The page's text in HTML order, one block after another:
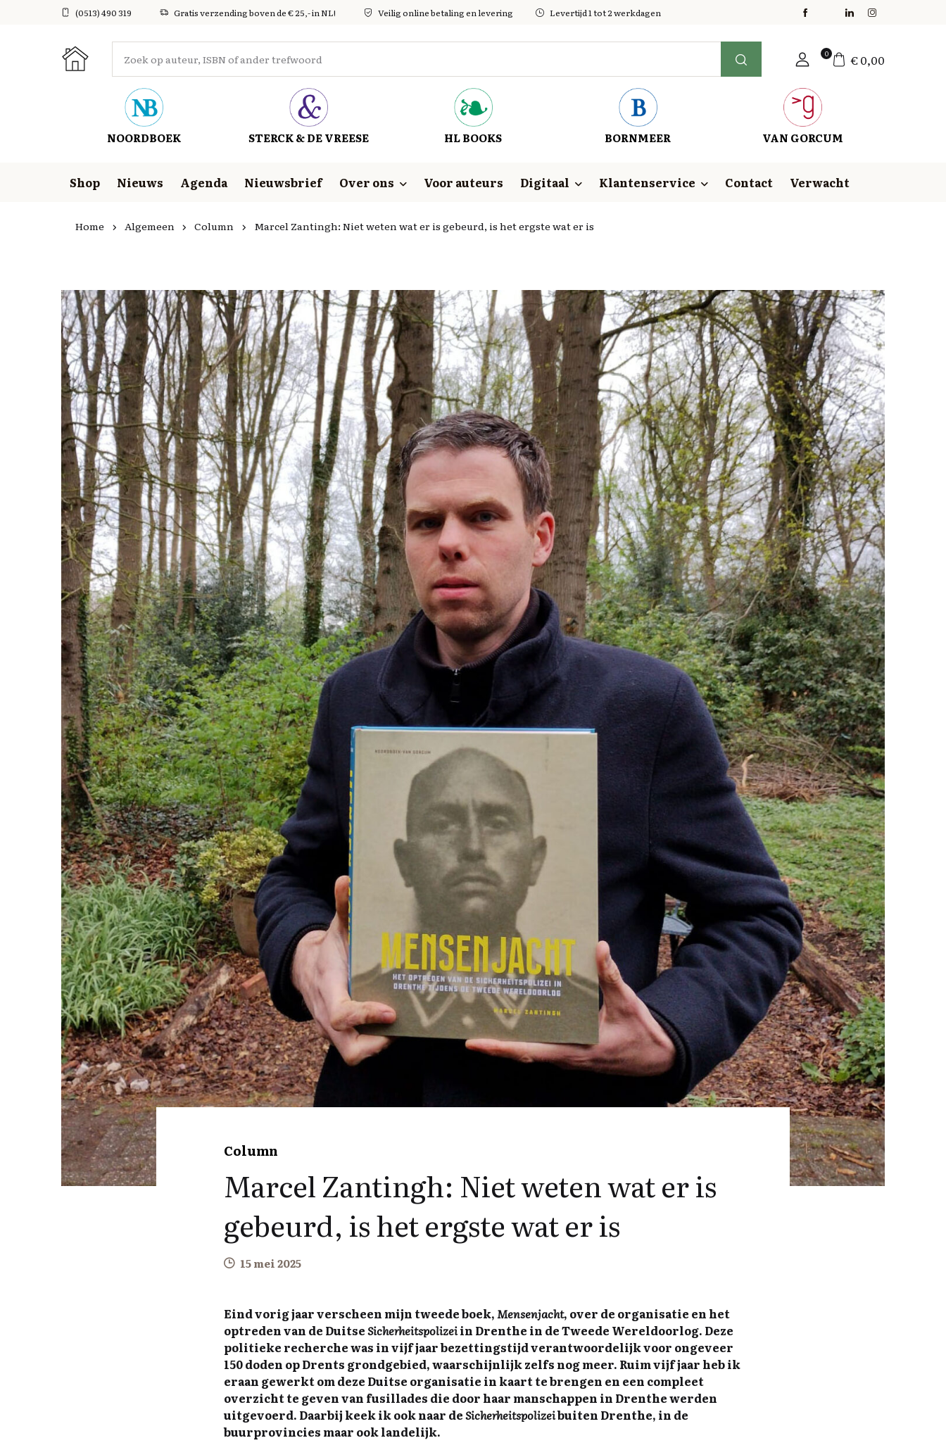
(0513) 490 319 Gratis verzending boven de € 25,- in NL! Veilig online betaling en levering Levertijd 1 tot 2 werkdagen
0 €0,00
NOORDBOEK STERCK & DE VREESE HL BOOKS BORNMEER VAN GORCUM
Shop Nieuws Agenda Nieuwsbrief Over ons Voor auteurs Digitaal Klantenservice Contact Verwacht
Home Algemeen Column Marcel Zantingh: Niet weten wat er is gebeurd, is het ergste wat er is
Column
Marcel Zantingh: Niet weten wat er is
gebeurd, is het ergste wat er is
15 mei 2025
Eind vorig jaar verscheen mijn tweede boek, Mensenjacht, over de organisatie en het
optreden van de DuitseSicherheitspolizeiin Drenthe in de Tweede Wereldoorlog. Deze
politieke recherche was in vijf jaar bezettingstijd verantwoordelijk voor ongeveer
150 doden op Drents grondgebied, waarschijnlijk zelfs nog meer. Ruim vijf jaar heb ik
eraan gewerkt om deze Duitse organisatie in kaart te brengen en een compleet
overzicht te geven van fusillades die door haar manschappen in Drenthe werden
uitgevoerd. Daarbij keek ik ook naar deSicherheitspolizeibuiten Drenthe, in de
buurprovincies maar ook landelijk.